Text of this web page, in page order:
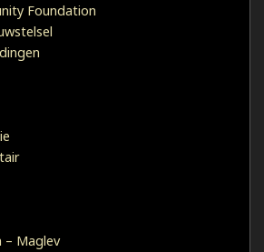
Foundation
– Maglev